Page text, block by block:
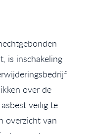
is inschakeling
over de
veilig te
overzicht van